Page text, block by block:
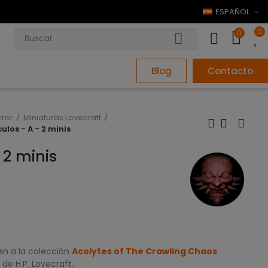
ESPAÑOL
0 0
Blog Contacto
Miniaturas Lovecraft
- A - 2 minis
minis
a la colección Acolytes of The Crawling Chaos
H.P. Lovecraft.